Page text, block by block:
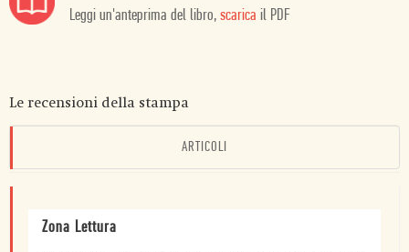
Leggi un'anteprima del libro, scarica il PDF
Le recensioni della stampa
ARTICOLI
Zona Lettura